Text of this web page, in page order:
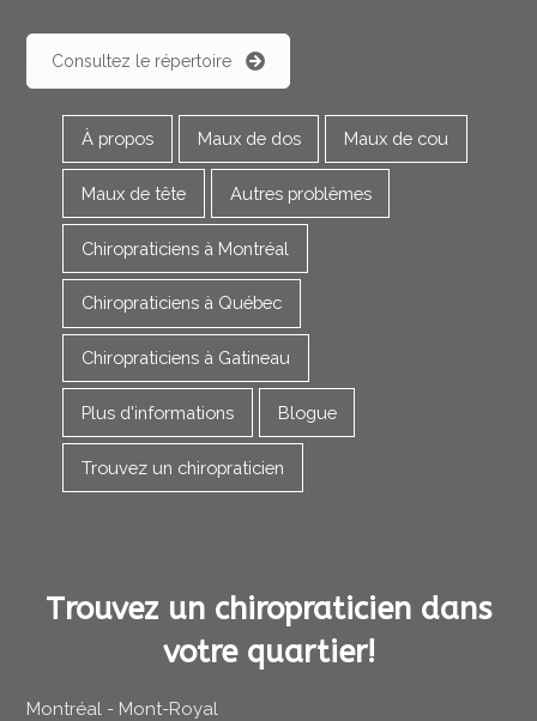
Consultez le répertoire
À propos Maux de dos Maux de cou
Maux de tête Autres problèmes
Chiropraticiens à Montréal
Chiropraticiens à Québec
Chiropraticiens à Gatineau
Plus d'informations Blogue
Trouvez un chiropraticien
Trouvez un chiropraticien dans
votre quartier!
Montréal - Mont-Royal